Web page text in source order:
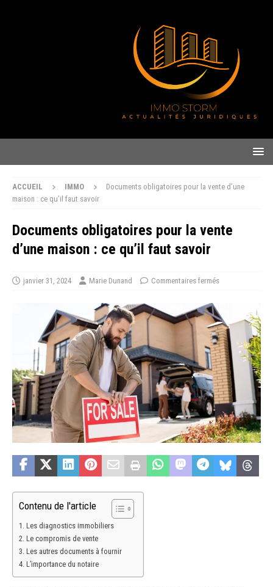
ACCUEIL IMMO
Documents obligatoires pour la vente d’une
maison : ce qu’il faut savoir
Documents obligatoires pour la vente
d’une maison : ce qu’il faut savoir
janvier 31, 2024 Marie Dunand Commentaires fermés
Contenu de l'article
Les diagnostics immobiliers
Le compromis de vente
Les autres documents à fournir
L’importance du notaire